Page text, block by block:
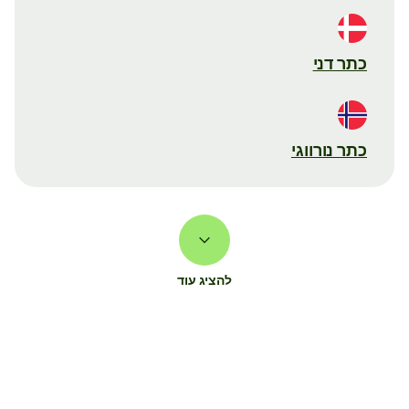
כתר דני
כתר נורווגי
להציג עוד